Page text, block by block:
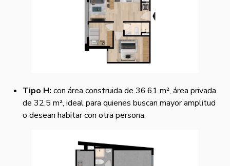
Tipo H: con área construida de 36.61 m², área privada
de 32.5 m², ideal para quienes buscan mayor amplitud
o desean habitar con otra persona.